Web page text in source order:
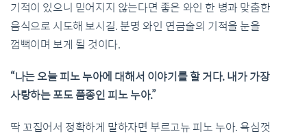
기적이 있으니 믿어지지 않는다면 좋은 와인 한 병과 맞춤한
음식으로 시도해 보시길. 분명 와인 연금술의 기적을 눈을
껌뻑이며 보게 될 것이다.
“나는 오늘 피노 누아에 대해서 이야기를 할 거다. 내가 가장
사랑하는 포도 품종인 피노 누아.”
딱 꼬집어서 정확하게 말하자면 부르고뉴 피노 누아. 욕심껏